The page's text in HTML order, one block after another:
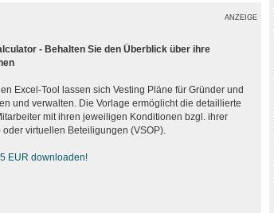
ANZEIGE
- Behalten Sie den Überblick über ihre
Excel-Tool lassen sich Vesting Pläne für Gründer und
und verwalten. Die Vorlage ermöglicht die detaillierte
mit ihren jeweiligen Konditionen bzgl. ihrer
oder virtuellen Beteiligungen (VSOP).
EUR downloaden!